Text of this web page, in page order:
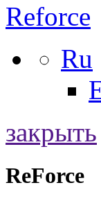
Reforce
Ru
закрыть
ReForce